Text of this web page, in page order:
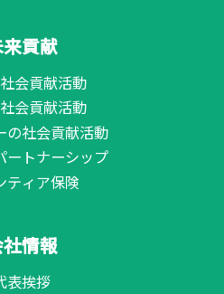
貢献
会貢献活動
会貢献活動
の社会貢献活動
ートナーシップ
ティア保険
情報
表挨拶